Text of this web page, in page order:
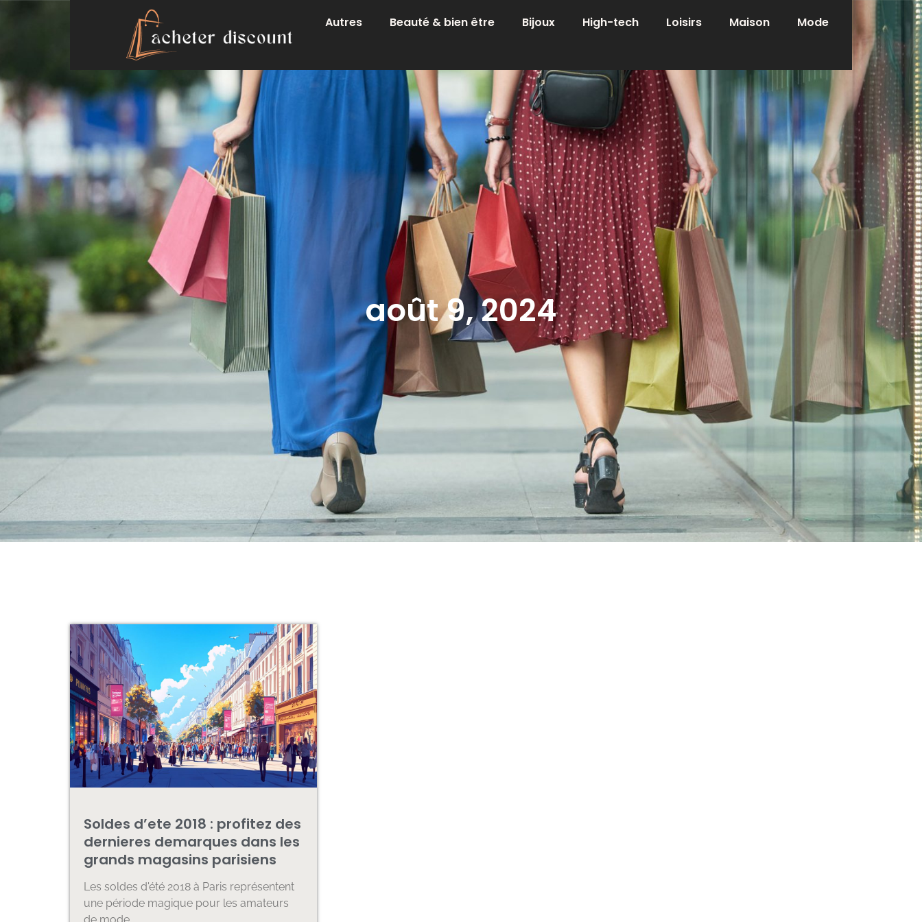
Autres Beauté & bien être Bijoux High-tech Loisirs Maison Mode
août 9, 2024
Soldes d’ete 2018 : profitez des
dernieres demarques dans les
grands magasins parisiens
Les soldes d'été 2018 à Paris représentent
une période magique pour les amateurs